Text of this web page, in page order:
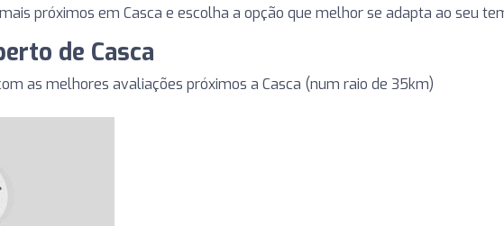
próximos em Casca e escolha a opção que melhor se adapta ao seu
de Casca
as melhores avaliações próximos a Casca (num raio de 35km)